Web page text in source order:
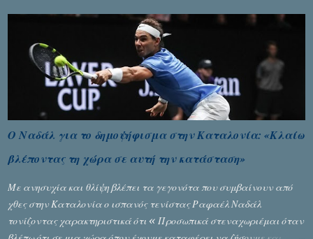
Ο Ναδάλ για το δημοψήφισμα στην Καταλονία: «Κλαίω
βλέποντας τη χώρα σε αυτή την κατάσταση»
Με ανησυχία και θλίψη βλέπει τα γεγονότα που συμβαίνουν από
χθες στην Καταλονία ο ισπανός τενίστας Ραφαέλ Ναδάλ
τονίζοντας χαρακτηριστικά ότι « Προσωπικά στεναχωριέμαι όταν